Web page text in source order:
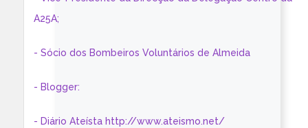
A25A;
- Sócio dos Bombeiros Voluntários de Almeida
- Blogger:
- Diário Ateísta http://www.ateismo.net/